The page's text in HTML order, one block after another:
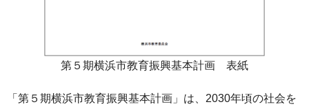
第５期横浜市教育振興基本計画 表紙
「第５期横浜市教育振興基本計画」は、2030年頃の社会を